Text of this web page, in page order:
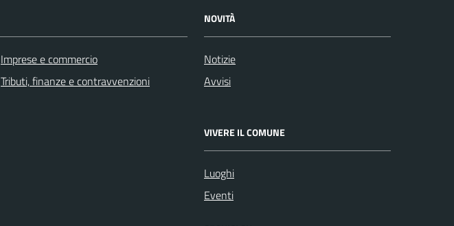
Imprese e commercio
Tributi, finanze e contravvenzioni
NOVITÀ
Notizie
Avvisi
VIVERE IL COMUNE
Luoghi
Eventi